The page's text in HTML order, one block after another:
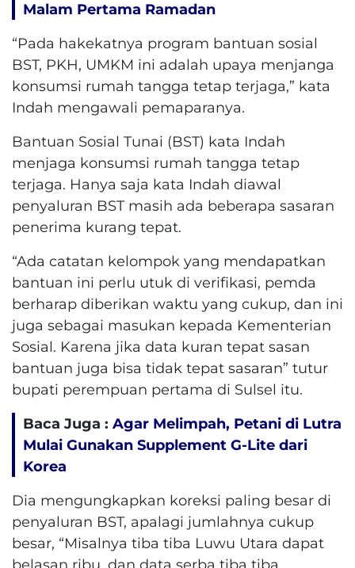
Malam Pertama Ramadan
“Pada hakekatnya program bantuan sosial
BST, PKH, UMKM ini adalah upaya menjanga
konsumsi rumah tangga tetap terjaga,” kata
Indah mengawali pemaparanya.
Bantuan Sosial Tunai (BST) kata Indah
menjaga konsumsi rumah tangga tetap
terjaga. Hanya saja kata Indah diawal
penyaluran BST masih ada beberapa sasaran
penerima kurang tepat.
“Ada catatan kelompok yang mendapatkan
bantuan ini perlu utuk di verifikasi, pemda
berharap diberikan waktu yang cukup, dan ini
juga sebagai masukan kepada Kementerian
Sosial. Karena jika data kuran tepat sasan
bantuan juga bisa tidak tepat sasaran” tutur
bupati perempuan pertama di Sulsel itu.
Baca Juga : Agar Melimpah, Petani di Lutra
Mulai Gunakan Supplement G-Lite dari
Korea
Dia mengungkapkan koreksi paling besar di
penyaluran BST, apalagi jumlahnya cukup
besar, “Misalnya tiba tiba Luwu Utara dapat
belasan ribu, dan data serba tiba tiba.